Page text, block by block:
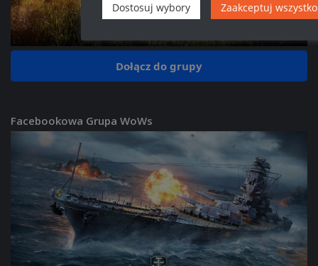
Dołącz do grupy
Facebookowa Grupa WoWs
Dostosuj wybory Zaakceptuj wszystko